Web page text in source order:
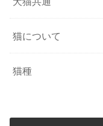
猫について
猫種